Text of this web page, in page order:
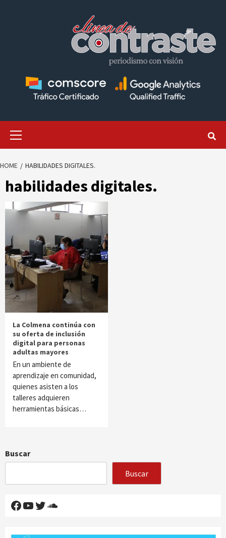
HOME HABILIDADES DIGITALES.
habilidades digitales.
La Colmena continúa con
su oferta de inclusión
digital para personas
adultas mayores
En un ambiente de
aprendizaje en comunidad,
quienes asisten a los
talleres adquieren
herramientas básicas…
Buscar
Buscar
Facebook
YouTube
Twitter
SoundCloud